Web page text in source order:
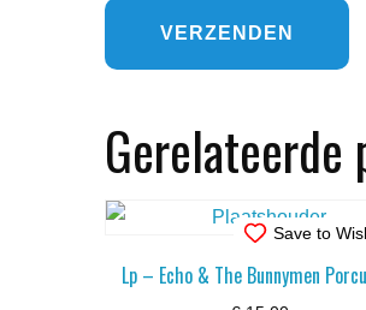
Gerelateerde
Save to
Lp – Echo & The Bunnymen